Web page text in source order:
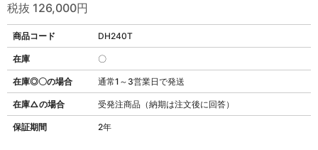
税抜 126,000円
商品コード DH240T
在庫◎〇の場合 通常1～3営業日で発送
在庫△の場合 受発注商品（納期は注文後に回答）
保証期間 2年
在庫 〇